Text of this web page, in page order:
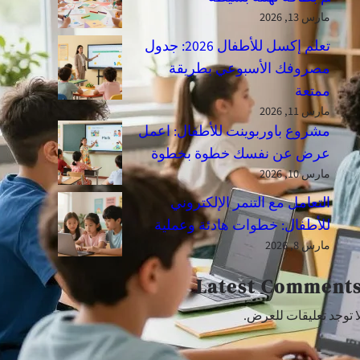
مارس 13, 2026
تعلم إكسل للأطفال 2026: جدول
مصروفك الأسبوعي بطريقة
ممتعة
مارس 11, 2026
مشروع باوربوينت للأطفال: اعمل
عرض عن نفسك خطوة بخطوة
مارس 10, 2026
التعامل مع التنمر الإلكتروني
للأطفال: خطوات هادئة وعملية
مارس 8, 2026
Latest
توجد تعليقات للعرض.